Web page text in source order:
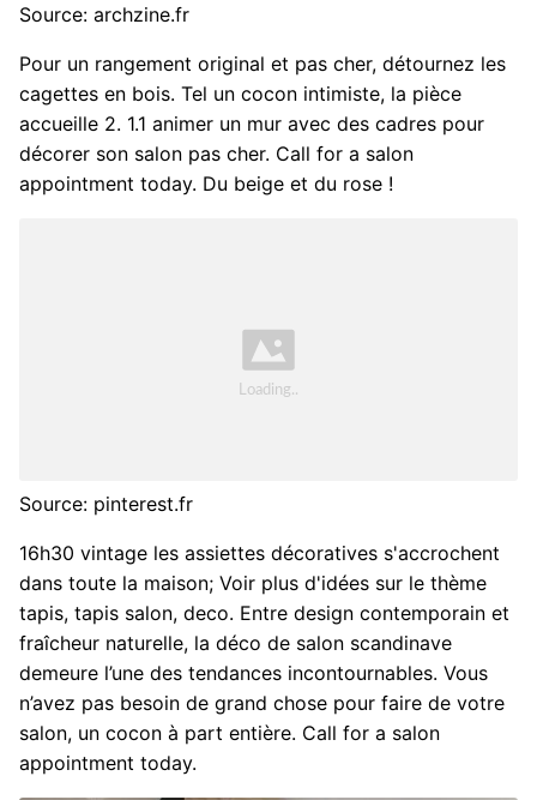
Source: archzine.fr
Pour un rangement original et pas cher, détournez les
cagettes en bois. Tel un cocon intimiste, la pièce
accueille 2. 1.1 animer un mur avec des cadres pour
décorer son salon pas cher. Call for a salon
appointment today. Du beige et du rose !
Source: pinterest.fr
16h30 vintage les assiettes décoratives s'accrochent
dans toute la maison; Voir plus d'idées sur le thème
tapis, tapis salon, deco. Entre design contemporain et
fraîcheur naturelle, la déco de salon scandinave
demeure l’une des tendances incontournables. Vous
n’avez pas besoin de grand chose pour faire de votre
salon, un cocon à part entière. Call for a salon
appointment today.